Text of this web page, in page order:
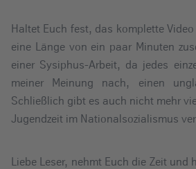
Haltet Euch fest, das komplette
eine Länge von ein paar Minuten
einer Sysiphus-Arbeit, da jedes
meiner Meinung nach, einen
Schließlich gibt es auch nicht mehr
Jugendzeit im Nationalsozialismus
Liebe Leser, nehmt Euch die Zeit und